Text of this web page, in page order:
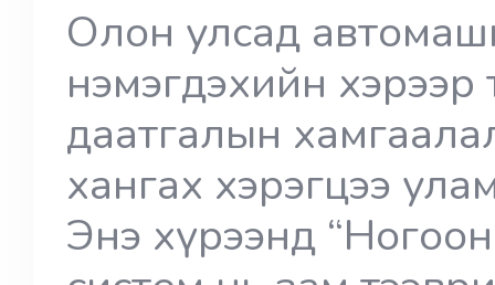
Олон улсад
нэмэгдэхийн
даатгалын
хангах хэрэгцээ
Энэ хүрээнд